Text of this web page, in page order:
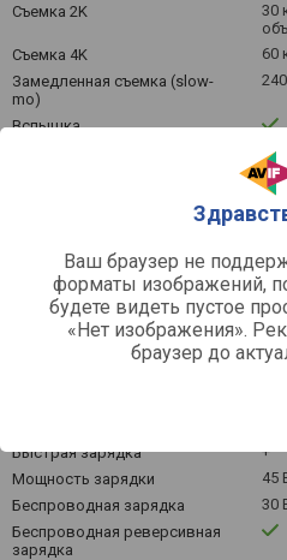
Ваш браузер не
форматы изображений,
будете видеть пустое
«Нет изображения».
браузер до
Съемка 2K
30
Съемка 4K
60
Замедленная съемка (slow-
mo)
Вспышка
Коммуникация и порты
5G
Количество SIM
2
Коммуникации
Порты подключения
Быстрая зарядка
+
Мощность зарядки
45
Беспроводная зарядка
30
Беспроводная реверсивная
зарядка